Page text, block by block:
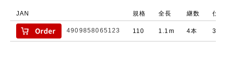
JAN 規格 全長 継数 仕
4909858065123 110 1.1m 4本